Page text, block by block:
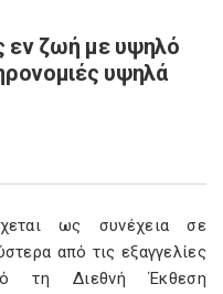
εν ζωή με υψηλό
υψηλά
ως συνέχεια σε
από τις εξαγγελίες
τη Διεθνή Έκθεση